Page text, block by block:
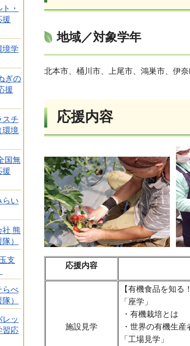
・
援
境学
ぎの
援
スチ
環境
国無
援
らい
社 熊
）
支
らべ
）
レッ
習応
地域／対象学年
北本市、桶川市、上尾市、鴻巣市、伊
応援内容
応援内容
施設見学
【有機食品を知る
「座学」
・有機栽培とは
・世界の有機生
「工場見学」